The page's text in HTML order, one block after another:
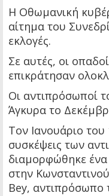
Η Οθωμανική
αίτημα του
εκλογές.
Σε αυτές, οι
επικράτησαν
Οι αντιπρόσωποί
Άγκυρα το
Τον Ιανουάριο του
συσκέψεις των
διαμορφώθηκε
στην
Bey, αντιπρόσωπο